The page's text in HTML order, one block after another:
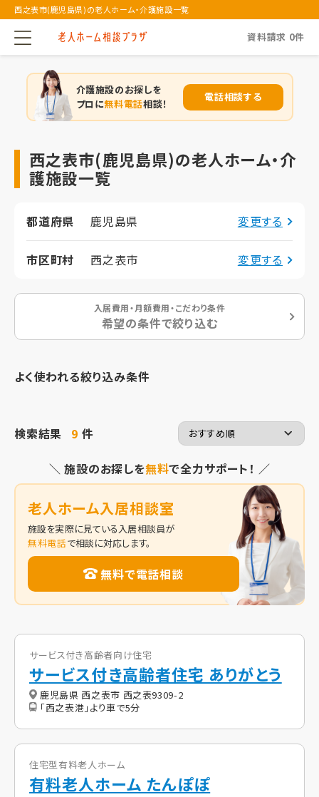
西之表市(鹿児島県)の老人ホーム・介護施設一覧
資料請求 0件
介護施設のお探しを
プロに無料電話相談！
電話相談する
西之表市(鹿児島県)の老人ホーム・介
護施設一覧
都道府県 鹿児島県 変更する
市区町村 西之表市 変更する
入居費用・月額費用・こだわり条件
希望の条件で絞り込む
よく使われる絞り込み条件
検索結果 9 件
＼ 施設のお探しを無料で全力サポート！ ／
老人ホーム入居相談室
施設を実際に見ている入居相談員が
無料電話で相談に対応します。
無料で電話相談
サービス付き高齢者向け住宅
サービス付き高齢者住宅 ありがとう
鹿児島県 西之表市 西之表9309-2
「西之表港」より車で5分
住宅型有料老人ホーム
有料老人ホーム たんぽぽ